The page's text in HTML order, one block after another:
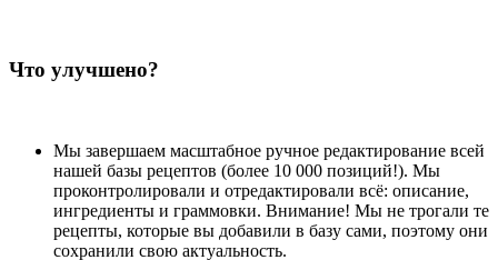
Что улучшено?
Мы завершаем масштабное ручное редактирование всей
нашей базы рецептов (более 10 000 позиций!). Мы
проконтролировали и отредактировали всё: описание,
ингредиенты и граммовки. Внимание! Мы не трогали те
рецепты, которые вы добавили в базу сами, поэтому они
сохранили свою актуальность.